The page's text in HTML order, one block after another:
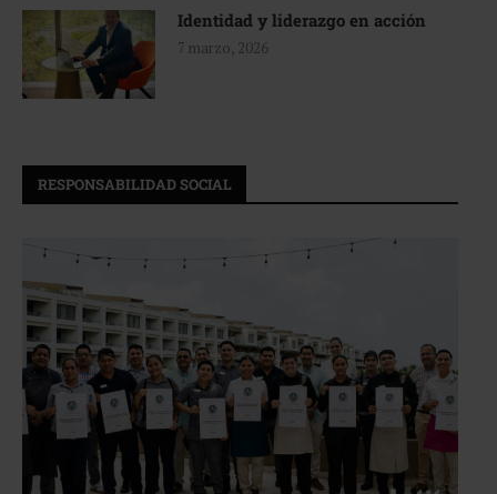
Identidad y liderazgo en acción
7 marzo, 2026
RESPONSABILIDAD SOCIAL